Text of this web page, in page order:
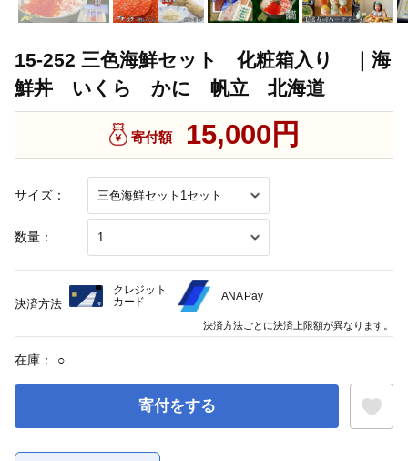
15-252 三色海鮮セット 化粧箱入り ｜海
鮮丼 いくら かに 帆立 北海道
サイズ：
数量：
寄付額 15,000円
在庫： ○
寄付をする
決済方法
クレジット
カード
ANA Pay
決済方法ごとに決済上限額が異なります。